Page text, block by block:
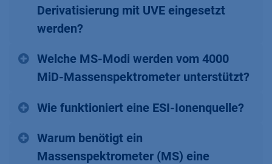
Derivatisierung mit UVE eingesetzt
werden?
Welche MS-Modi werden vom 4000
MiD-Massenspektrometer unterstützt?
Wie funktioniert eine ESI-Ionenquelle?
Warum benötigt ein
Massenspektrometer (MS) eine